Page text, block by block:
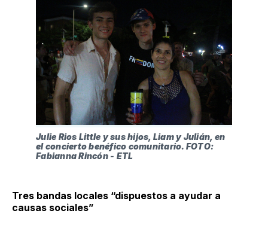
Julie Rios Little y sus hijos, Liam y Julián, en
el concierto benéfico comunitario. FOTO:
Fabianna Rincón - ETL
Tres bandas locales “dispuestos a ayudar a
causas sociales”